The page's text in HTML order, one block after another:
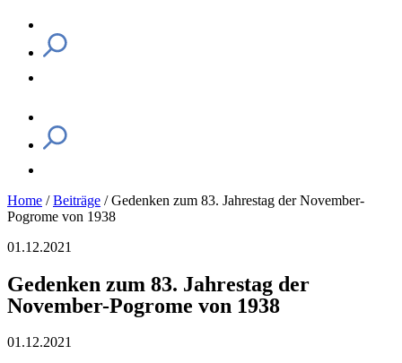
Home /Beiträge /Gedenken zum 83. Jahrestag der November-
Pogrome von 1938
01.12.2021
Gedenken zum 83. Jahrestag der
November-Pogrome von 1938
01.12.2021